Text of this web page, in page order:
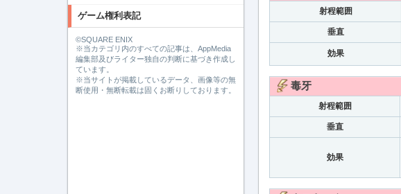
射程範囲
垂直
効果
毒牙
射程範囲
垂直
効果
ゲーム権利表記
©SQUARE ENIX
※当カテゴリ内のすべての記事は、AppMedia
編集部及びライター独自の判断に基づき作成し
ています。
※当サイトが掲載しているデータ、画像等の無
断使用・無断転載は固くお断りしております。